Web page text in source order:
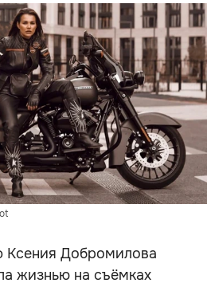
Ксения Добромилова
жизнью на съёмках